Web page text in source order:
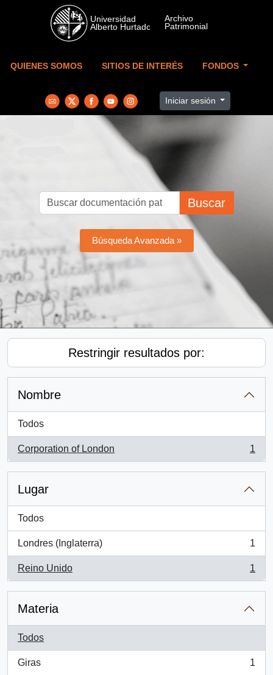
Skip to main content
QUIENES SOMOS SITIOS DE INTERÉS FONDOS
Iniciar sesión
Buscar
Búsqueda Avanzada »
Restringir resultados por:
Nombre
Todos
Corporation of London
, 1 resultados
1
Lugar
Todos
Londres (Inglaterra)
, 1 resultados
1
Reino Unido
, 1 resultados
1
Materia
Todos
Giras
, 1 resultados
1